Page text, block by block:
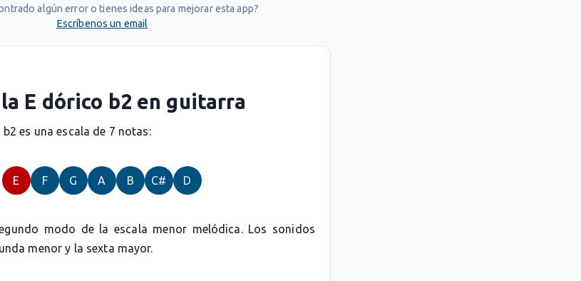
algún error o tienes ideas para mejorar esta app?
Escríbenos un email
E dórico b2 en guitarra
es una escala de 7 notas:
E F G A B C# D
modo de la escala menor melódica. Los sonidos
menor y la sexta mayor.